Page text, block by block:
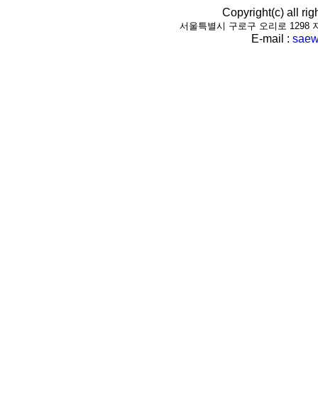
Copyright(c) all
서울특별시 구로구 오리로 1298
E-mail :